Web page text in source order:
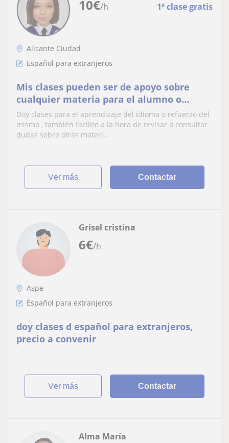
10€/h 1ª clase gratis
Alicante Ciudad
Español para extranjeros
Mis clases pueden ser de apoyo sobre
cualquier materia para el alumno o
aprendizaje del mismo.
Doy clases para el aprendizaje del idioma o refuerzo del
mismo , también facilito a la hora de revisar o consultar
dudas sobre otras materi...
ver más Contactar
6€/h
Grisel cristina
Aspe
Español para extranjeros
doy clases d español para extranjeros,
precio a convenir
ver más Contactar
Alma María